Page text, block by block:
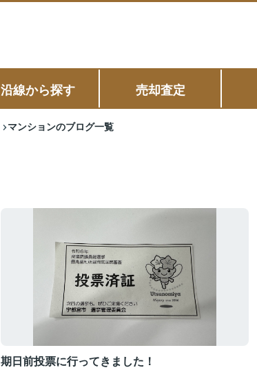
沿線から探す 売却査定
マンションのブログ一覧
期日前投票に行ってきました！